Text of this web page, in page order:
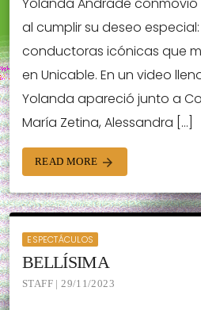
al cumplir su deseo
conductoras icónicas que
en Unicable. En un video
Yolanda apareció junto a
María Zetina, Alessandra […]
READ MORE arrow_forward
ESPECTÁCULOS
BELLÍSIMA
STAFF | 29/11/2023